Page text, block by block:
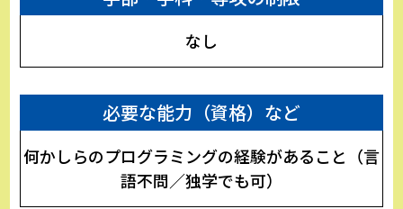
なし
必要な能力（資格）など
何かしらのプログラミングの経験があること（言
語不問／独学でも可）